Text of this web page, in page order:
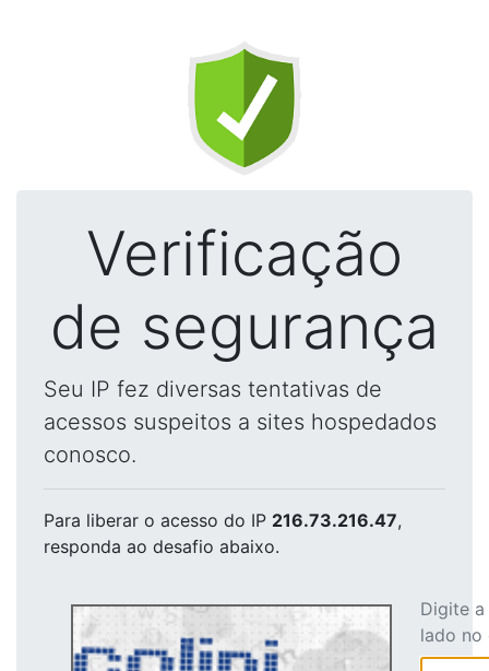
Verificação
de segurança
Seu IP fez diversas tentativas de
acessos suspeitos a sites hospedados
conosco.
Para liberar o acesso do IP 216.73.216.47,
responda ao desafio abaixo.
Digite
lado no